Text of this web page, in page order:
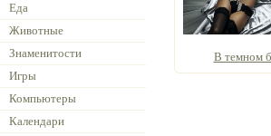
Еда
Животные
Знаменитости
Игры
Компьютеры
Календари
В темном